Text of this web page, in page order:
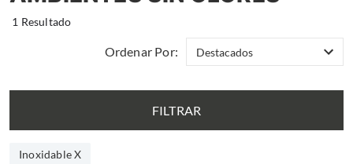
1 Resultado
Ordenar Por:
FILTRAR
Inoxidable X